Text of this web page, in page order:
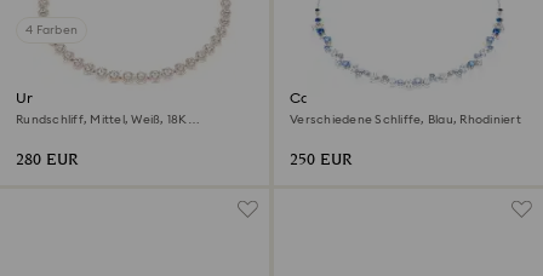
4 Farben
Una Angelic Halskette
Rundschliff, Mittel, Weiß, 18K
280 EUR
Constella Halskette
Verschiedene Schliffe, Blau, Rhodiniert
250 EUR